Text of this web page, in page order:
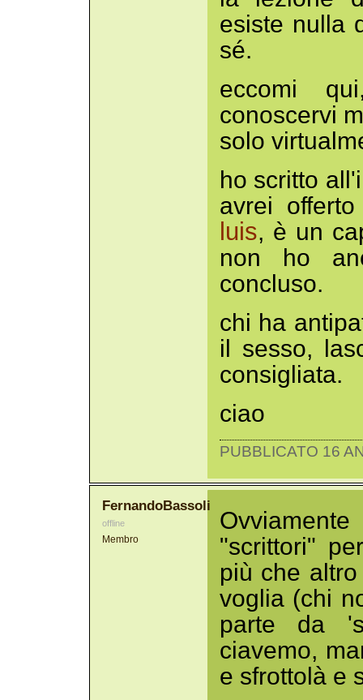
esiste nulla
sé.
eccomi
conoscervi
solo
ho scritto
avrei
luis, è un
non ho
concluso.
chi ha
il sesso,
consigliata.
ciao
PUBBLICATO 16
FernandoBassoli
offline
Membro
"scrittori"
più che
voglia (chi
parte da
ciavemo,
e sfrottolà e